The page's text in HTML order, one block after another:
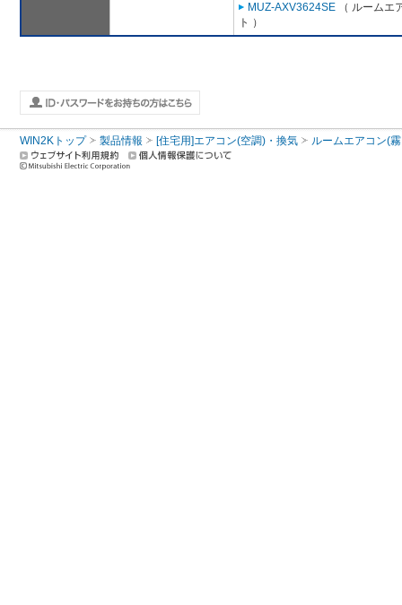
MUZ-AXV3624SE （ ルームエ
ト ）
WIN2Kトップ 製品情報 [住宅用]エアコン(空調)・換気 ルームエアコン(